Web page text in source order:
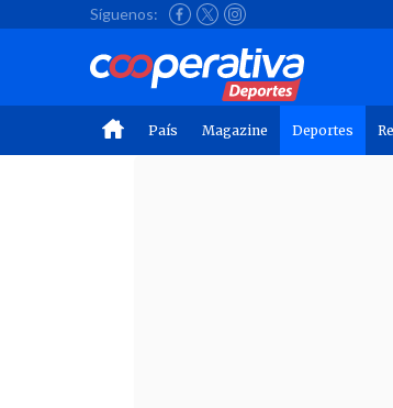
Síguenos:
País Magazine Deportes